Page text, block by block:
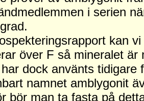
i serien
kan
över F så mineralet
dock använts
namnet amblygonit
bör man ta fasta på